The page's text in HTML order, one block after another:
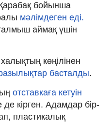
бойынша
мәлімдеген еді.
аймақ үшін
көңілінен
басталды.
отставкаға кетуін
де кірген. Адамдар бір-
пластикалық